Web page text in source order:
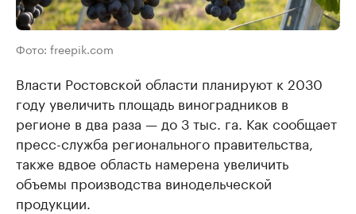
Фото: freepik.com
Власти Ростовской области планируют к 2030
году увеличить площадь виноградников в
регионе в два раза — до 3 тыс. га. Как сообщает
пресс-служба регионального правительства,
также вдвое область намерена увеличить
объемы производства винодельческой
продукции.